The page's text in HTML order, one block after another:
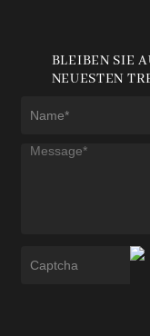
BLEIBEN SIE
NEUESTEN